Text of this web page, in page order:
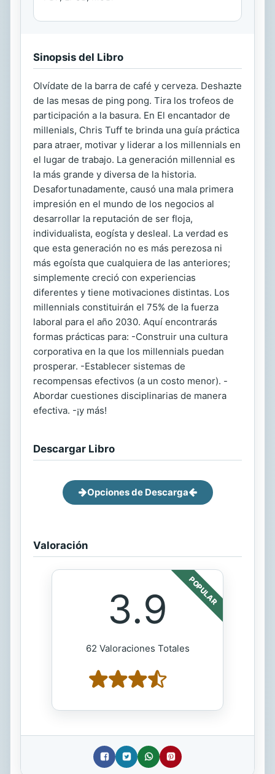
Sinopsis del Libro
Olvídate de la barra de café y cerveza. Deshazte
de las mesas de ping pong. Tira los trofeos de
participación a la basura. En El encantador de
millenials, Chris Tuff te brinda una guía práctica
para atraer, motivar y liderar a los millennials en
el lugar de trabajo. La generación millennial es
la más grande y diversa de la historia.
Desafortunadamente, causó una mala primera
impresión en el mundo de los negocios al
desarrollar la reputación de ser floja,
individualista, eogísta y desleal. La verdad es
que esta generación no es más perezosa ni
más egoísta que cualquiera de las anteriores;
simplemente creció con experiencias
diferentes y tiene motivaciones distintas. Los
millennials constituirán el 75% de la fuerza
laboral para el año 2030. Aquí encontrarás
formas prácticas para: -Construir una cultura
corporativa en la que los millennials puedan
prosperar. -Establecer sistemas de
recompensas efectivos (a un costo menor). -
Abordar cuestiones disciplinarias de manera
efectiva. -¡y más!
Descargar Libro
Opciones de Descarga
Valoración
POPULAR
3.9
62 Valoraciones Totales